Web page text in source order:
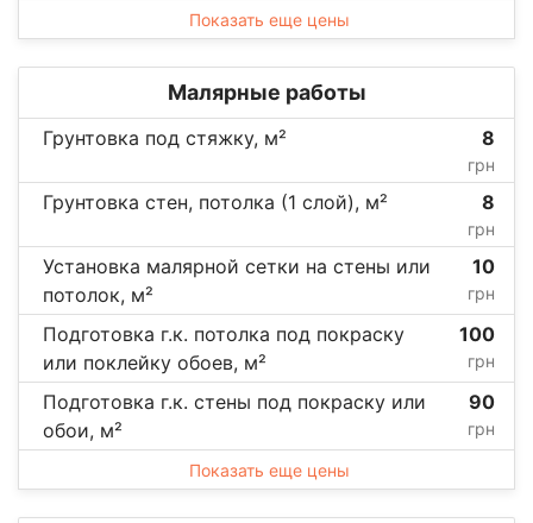
Показать еще цены
Малярные работы
Грунтовка под стяжку, м² 8
грн
Грунтовка стен, потолка (1 слой), м² 8
грн
Установка малярной сетки на стены или
потолок, м²
10
грн
Подготовка г.к. потолка под покраску
или поклейку обоев, м²
100
грн
Подготовка г.к. стены под покраску или
обои, м²
90
грн
Показать еще цены